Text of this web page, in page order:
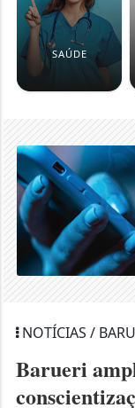
SAÚDE
NOTÍCIAS /
Barueri